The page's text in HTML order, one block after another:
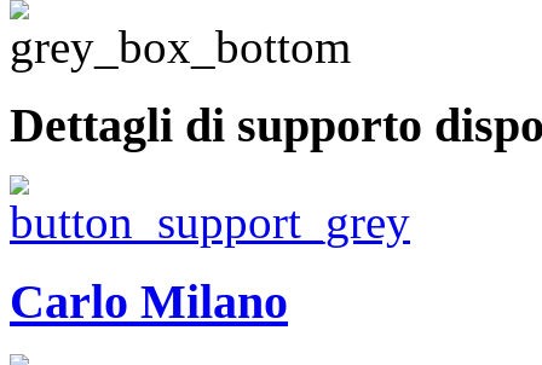
Dettagli di supporto
Carlo Milano